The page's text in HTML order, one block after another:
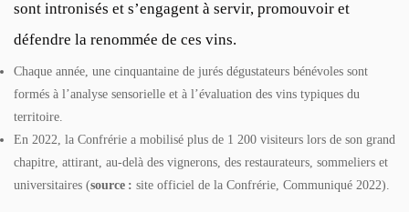
sont intronisés et s’engagent à servir, promouvoir et
défendre la renommée de ces vins.
Chaque année, une cinquantaine de jurés dégustateurs bénévoles sont
formés à l’analyse sensorielle et à l’évaluation des vins typiques du
territoire.
En 2022, la Confrérie a mobilisé plus de 1 200 visiteurs lors de son grand
chapitre, attirant, au-delà des vignerons, des restaurateurs, sommeliers et
universitaires (source : site officiel de la Confrérie, Communiqué 2022).